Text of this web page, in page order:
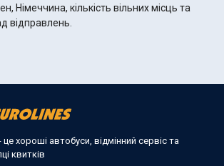
Німеччина, кількість вільних місць та
відправлень.
хороші автобуси, відмінний сервіс та
квитків